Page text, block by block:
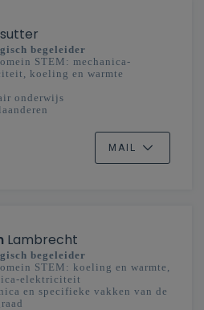
begeleider
STEM: mechanica-
koeling en warmte
onderwijs
MAIL
Lambrecht
begeleider
STEM: koeling en warmte,
elektriciteit
en specifieke vakken van de